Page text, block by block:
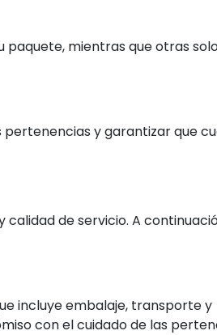
paquete, mientras que otras
y garantizar que
calidad de servicio. A
incluye embalaje, transporte y
con el cuidado de las